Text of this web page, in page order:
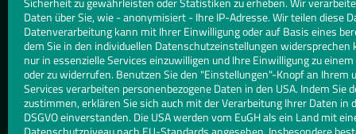
Daten über Sie, wie - anonymisiert - Ihre IP-Adresse. Wir teilen diese
Datenverarbeitung kann mit Ihrer Einwilligung oder auf Basis eines
dem Sie in den individuellen Datenschutzeinstellungen widersprechen
nur in essenzielle Services einzuwilligen und Ihre Einwilligung zu
oder zu widerrufen. Benutzen Sie den "Einstellungen"-Knopf an Ihrem
Services verarbeiten personenbezogene Daten in den USA. Indem Sie
zustimmen, erklären Sie sich auch mit der Verarbeitung Ihrer Daten in
DSGVO einverstanden. Die USA werden vom EuGH als ein Land mit
E-MAIL
info@glaskunst-kuhn.de
WEBSITE
www.glaskunst-kuhn.de